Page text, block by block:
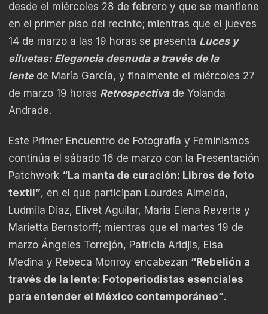
desde el miércoles 28 de febrero y que se mantiene
en el primer piso del recinto; mientras que el jueves
14 de marzo a las 19 horas se presenta Luces y
siluetas: Elegancia desnuda a través de la
lentede María García, y finalmente el miércoles 27
de marzo 19 horas Retrospectivade Yolanda
Andrade.
Este Primer Encuentro de Fotografía y Feminismos
continúa el sábado 16 de marzo con la Presentación
Patchwork “La manta de curación: Libros de foto
textil”, en el que participan Lourdes Almeida,
Ludmila Diaz, Elivet Aguilar, Maria Elena Reverte y
Marietta Bernstorff; mientras que el martes 19 de
marzo Ángeles Torrejón, Patricia Aridjis, Elsa
Medina y Rebeca Monroy encabezan “Rebelión a
través de la lente: Fotoperiodistas esenciales
para entender el México contemporáneo”.